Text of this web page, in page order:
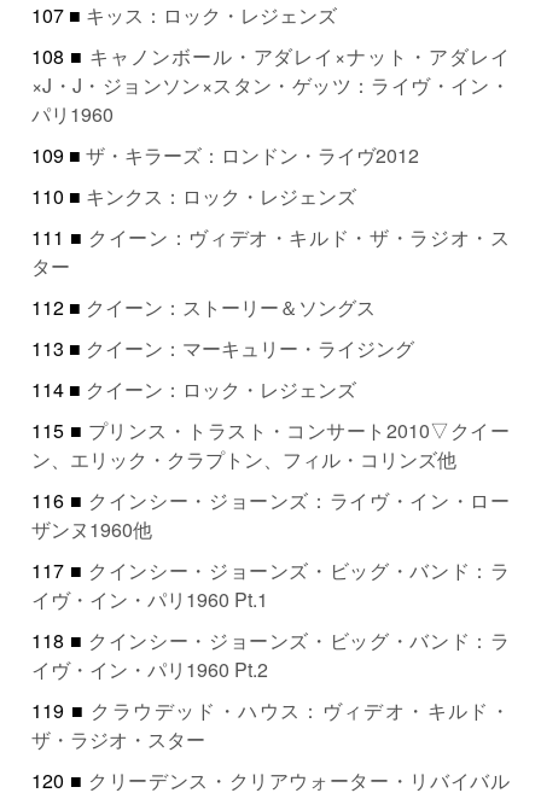
107 ■ キッス：ロック・レジェンズ
108 ■ キャノンボール・アダレイ×ナット・アダレイ
×J・J・ジョンソン×スタン・ゲッツ：ライヴ・イン・
パリ1960
109 ■ザ・キラーズ：ロンドン・ライヴ2012
110 ■ キンクス：ロック・レジェンズ
111 ■ クイーン：ヴィデオ・キルド・ザ・ラジオ・ス
ター
112 ■ クイーン：ストーリー＆ソングス
113 ■ クイーン：マーキュリー・ライジング
114 ■ クイーン：ロック・レジェンズ
115 ■ プリンス・トラスト・コンサート2010▽クイー
ン、エリック・クラプトン、フィル・コリンズ他
116 ■ クインシー・ジョーンズ：ライヴ・イン・ロー
ザンヌ1960他
117 ■ クインシー・ジョーンズ・ビッグ・バンド：ラ
イヴ・イン・パリ1960 Pt.1
118 ■ クインシー・ジョーンズ・ビッグ・バンド：ラ
イヴ・イン・パリ1960 Pt.2
119 ■ クラウデッド・ハウス：ヴィデオ・キルド・
ザ・ラジオ・スター
120 ■ クリーデンス・クリアウォーター・リバイバル